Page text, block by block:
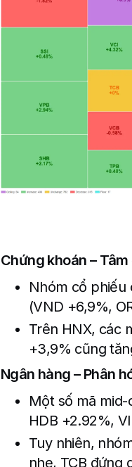
Chứng khoán –
Nhóm cổ phiếu
(VND +6,9%,
Trên HNX, các
+3,9% cũng
Ngân hàng – Phân
Một số mã
HDB +2.92%,
Tuy nhiên,
nhẹ, TCB đứng